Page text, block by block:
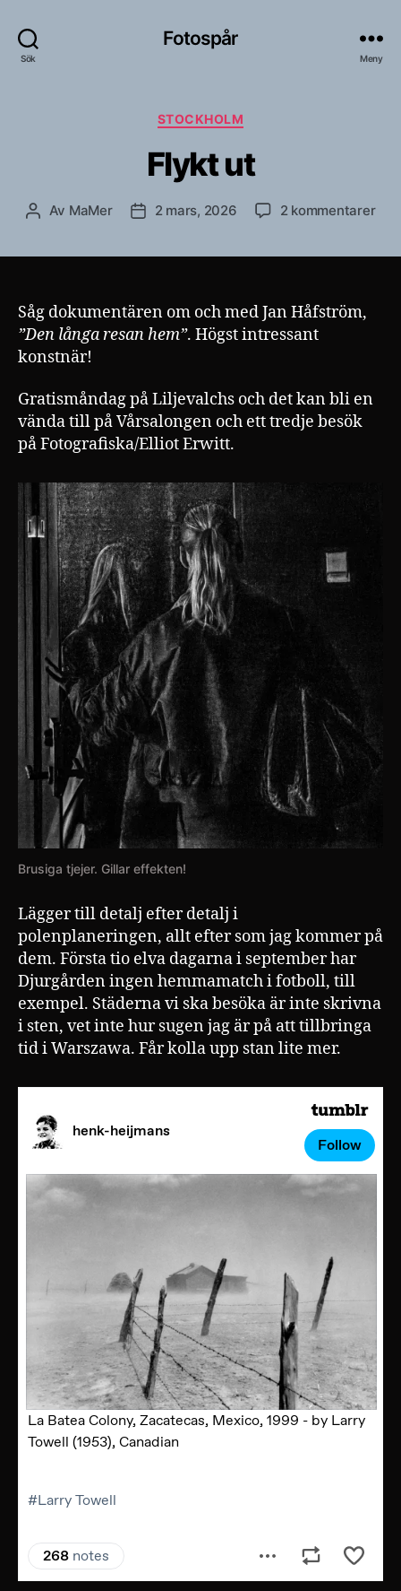
Sök
Fotospår
Meny
Kategorier
STOCKHOLM
Flykt ut
Inläggsförfattare
Av MaMer Inläggsdatum
2 mars, 2026 2 kommentarertill
Såg dokumentären om och med Jan Håfström,
”Den långa resan hem”. Högst intressant
konstnär!
Gratismåndag på Liljevalchs och det kan bli en
vända till på Vårsalongen och ett tredje besök
på Fotografiska/Elliot Erwitt.
Brusiga tjejer. Gillar effekten!
Lägger till detalj efter detalj i
polenplaneringen, allt efter som jag kommer på
dem. Första tio elva dagarna i september har
Djurgården ingen hemmamatch i fotboll, till
exempel. Städerna vi ska besöka är inte skrivna
i sten, vet inte hur sugen jag är på att tillbringa
tid i Warszawa. Får kolla upp stan lite mer.